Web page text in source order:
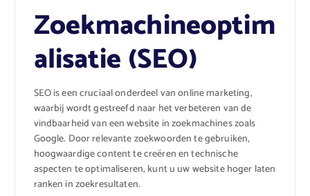
Zoekmachineoptim
alisatie (SEO)
SEO is een cruciaal onderdeel van online marketing,
waarbij wordt gestreefd naar het verbeteren van de
vindbaarheid van een website in zoekmachines zoals
Google. Door relevante zoekwoorden te gebruiken,
hoogwaardige content te creëren en technische
aspecten te optimaliseren, kunt u uw website hoger laten
ranken in zoekresultaten.